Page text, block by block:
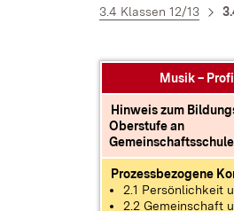
3.4 Klassen 12/13
Musik –
Hinweis zum
Oberstufe an
Prozessbezogene
2.1 Persönlichkeit
2.2 Gemeinschaft